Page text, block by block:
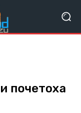
почетоха